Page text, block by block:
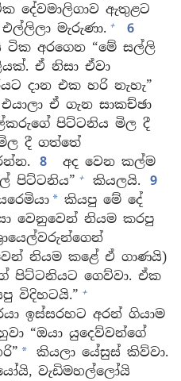
දේවමාලිගාව ඇතුළට
මැරුණා. +
6
ටික අරගෙන “මේ සල්ලි
ඒ නිසා ඒවා
දාන එක හරි නැහැ”
ඒ ගැන සාකච්ඡා
පිට්ටනිය මිල දී
දී ගත්තේ
8
අද වෙන කල්ම
පිට්ටනිය” + කියලයි.
9
* කියපු මේ දේ
වෙනුවෙන් නියම කරපු
නියම කළේ ඒ ගාණයි)
පිට්ටනියට ගෙව්වා. ඒක
විදිහටයි.” +
ඉස්සරහට අරන් ගියාම
“ඔයා යුදෙව්වන්ගේ
* කියලා යේසුස් කිව්වා.
වැඩිමහල්ලෝයි